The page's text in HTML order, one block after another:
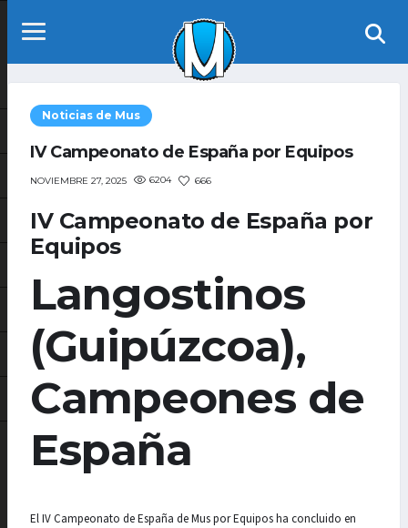
Noticias de Mus
IV Campeonato de España por Equipos
NOVIEMBRE 27, 2025 6204 666
IV Campeonato de España por
Equipos
Langostinos
(Guipúzcoa),
Campeones de
España
El IV Campeonato de España de Mus por Equipos ha concluido en